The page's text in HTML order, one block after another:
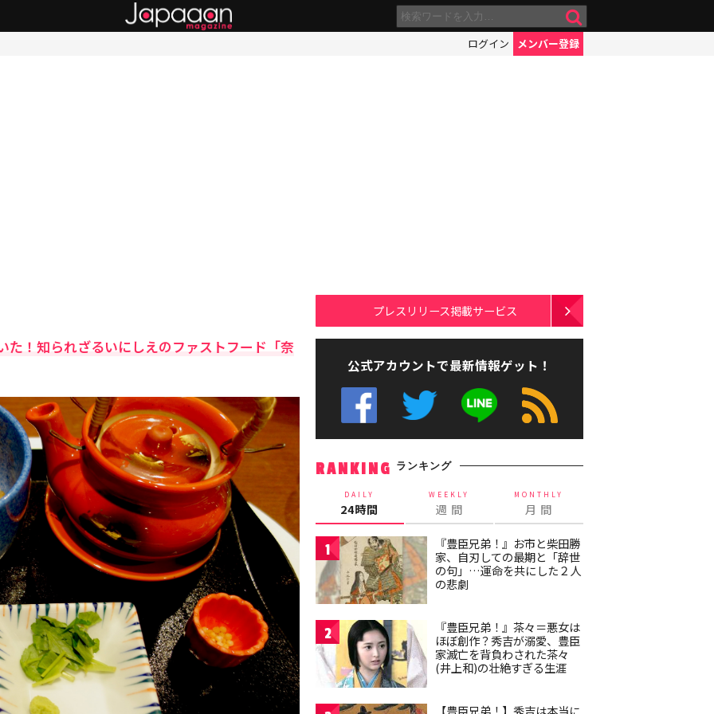
ログイン メンバー登録
た！知られざるいにしえのファストフード「奈
プレスリリース掲載サービス
公式アカウントで最新情報ゲット！
RANKING ランキング
DAILY
24時間
WEEKLY
週 間
MONTHLY
月 間
1
『豊臣兄弟！』お市と柴田勝
家、自刃しての最期と「辞世
の句」…運命を共にした２人
の悲劇
2
『豊臣兄弟！』茶々＝悪女は
ほぼ創作？秀吉が溺愛、豊臣
家滅亡を背負わされた茶々
(井上和)の壮絶すぎる生涯
【豊臣兄弟！】秀吉は本当に